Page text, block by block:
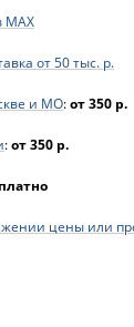
MAX
от 50 тыс. р.
и МО:от 350 р.
:от 350 р.
цены или